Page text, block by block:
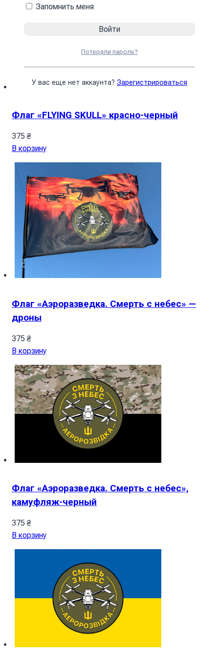
Флаг «FLYING SKULL» красно-черный
375 ₴
В корзину
Флаг «Аэроразведка. Смерть с небес» —
дроны
375 ₴
В корзину
Флаг «Аэроразведка. Смерть с небес»,
камуфляж-черный
375 ₴
В корзину
Запомнить меня
Потеряли пароль?
У вас еще нет аккаунта? Зарегистрироваться